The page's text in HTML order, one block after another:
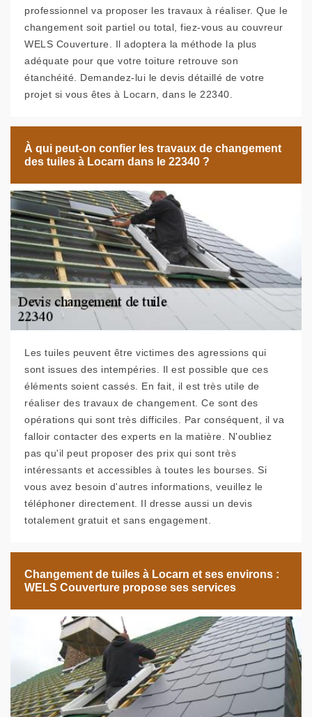
professionnel va proposer les travaux à réaliser. Que le
changement soit partiel ou total, fiez-vous au couvreur
WELS Couverture. Il adoptera la méthode la plus
adéquate pour que votre toiture retrouve son
étanchéité. Demandez-lui le devis détaillé de votre
projet si vous êtes à Locarn, dans le 22340.
À qui peut-on confier les travaux de changement
des tuiles à Locarn dans le 22340 ?
Les tuiles peuvent être victimes des agressions qui
sont issues des intempéries. Il est possible que ces
éléments soient cassés. En fait, il est très utile de
réaliser des travaux de changement. Ce sont des
opérations qui sont très difficiles. Par conséquent, il va
falloir contacter des experts en la matière. N'oubliez
pas qu'il peut proposer des prix qui sont très
intéressants et accessibles à toutes les bourses. Si
vous avez besoin d'autres informations, veuillez le
téléphoner directement. Il dresse aussi un devis
totalement gratuit et sans engagement.
Changement de tuiles à Locarn et ses environs :
WELS Couverture propose ses services